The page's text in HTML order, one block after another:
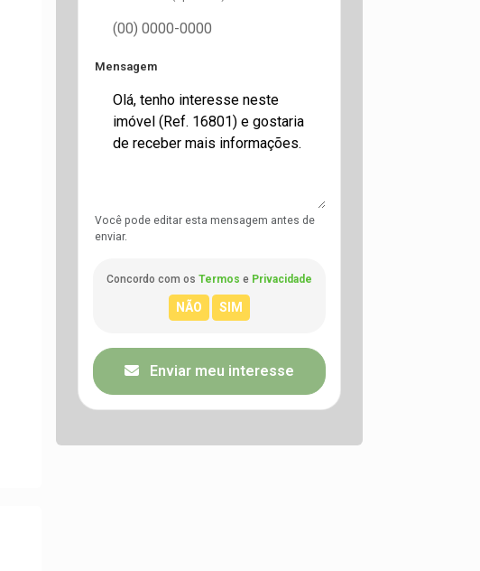
Mensagem
Você pode editar esta mensagem antes de
enviar.
Concordo com os Termos e Privacidade
Enviar meu interesse